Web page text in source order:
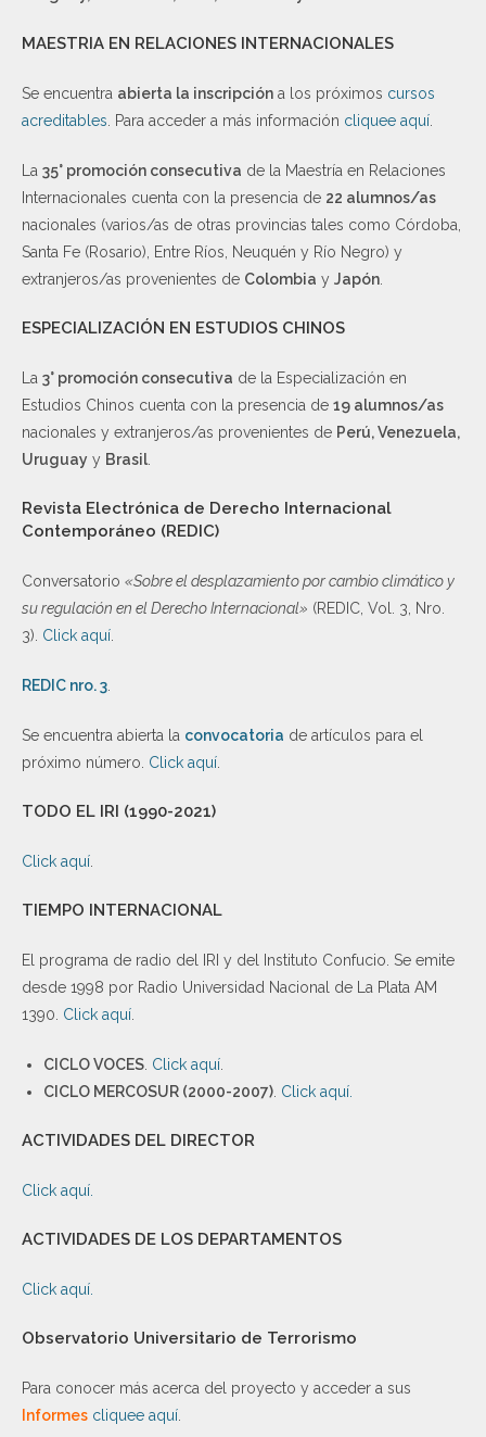
MAESTRIA EN RELACIONES INTERNACIONALES
Se encuentra abierta la inscripción a los próximos cursos
acreditables . Para acceder a más información cliquee aquí
La 35° promoción consecutiva de la Maestría en Relaciones
Internacionales cuenta con la presencia de 22 alumnos/as
nacionales (varios/as de otras provincias tales como Córdoba,
Santa Fe (Rosario), Entre Ríos, Neuquén y Río Negro) y
extranjeros/as provenientes de Colombia y Japón
ESPECIALIZACIÓN EN ESTUDIOS CHINOS
La 3° promoción consecutiva de la Especialización en
Estudios Chinos cuenta con la presencia de 19 alumnos/as
nacionales y extranjeros/as provenientes de Perú, Venezuela,
Uruguay y Brasil
Revista Electrónica de Derecho Internacional
Contemporáneo (REDIC)
Conversatorio «Sobre el desplazamiento por cambio climático y
su regulación en el Derecho Internacional» (REDIC, Vol. 3, Nro.
3). Click aquí
REDIC nro. 3
Se encuentra abierta la convocatoria de artículos para el
próximo número. Click aquí
TODO EL IRI (1990-2021)
Click aquí
TIEMPO INTERNACIONAL
El programa de radio del IRI y del Instituto Confucio. Se emite
desde 1998 por Radio Universidad Nacional de La Plata AM
1390. Click aquí
CICLO VOCES Click aquí
CICLO MERCOSUR (2000-2007) Click aquí.
ACTIVIDADES DEL DIRECTOR
Click aquí.
ACTIVIDADES DE LOS DEPARTAMENTOS
Click aquí.
Observatorio Universitario de Terrorismo
Para conocer más acerca del proyecto y acceder a sus
Informes cliquee aquí